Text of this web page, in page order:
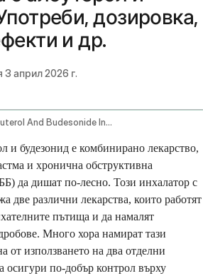
дозировка,
и др.
3 април 2026 г.
Albuterol And Budesonide Inhalation Route
и будезонид е комбинирано лекарство,
и хронична обструктивна
да дишат по-лесно. Този инхалатор с
две различни лекарства, които работят
пътища и да намалят
Много хора намират тази
от използването на два отделни
осигури по-добър контрол върху